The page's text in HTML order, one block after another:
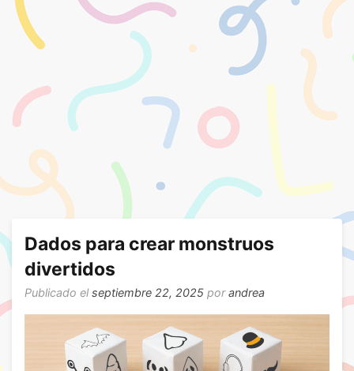
Dados para crear monstruos
divertidos
Publicado elseptiembre 22, 2025 porandrea